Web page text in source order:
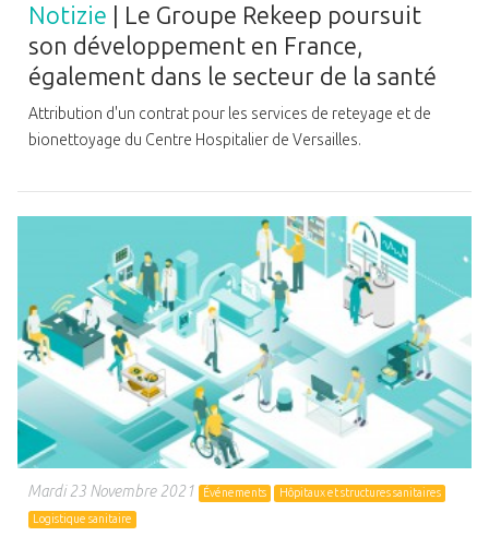
Notizie | Le Groupe Rekeep poursuit
son développement en France,
également dans le secteur de la santé
Attribution d'un contrat pour les services de reteyage et de
bionettoyage du Centre Hospitalier de Versailles.
Mardi 23 Novembre 2021 Événements
Hôpitaux et structures sanitaires
Logistique sanitaire